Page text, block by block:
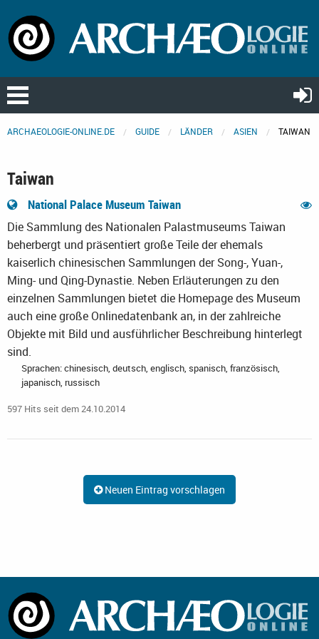
ARCHAEOLOGIE-ONLINE.DE GUIDE LÄNDER ASIEN TAIWAN
Taiwan
National Palace Museum Taiwan
Die Sammlung des Nationalen Palastmuseums Taiwan
beherbergt und präsentiert große Teile der ehemals
kaiserlich chinesischen Sammlungen der Song-, Yuan-,
Ming- und Qing-Dynastie. Neben Erläuterungen zu den
einzelnen Sammlungen bietet die Homepage des Museum
auch eine große Onlinedatenbank an, in der zahlreiche
Objekte mit Bild und ausführlicher Beschreibung hinterlegt
sind.
Sprachen: chinesisch, deutsch, englisch, spanisch, französisch,
japanisch, russisch
597 Hits seit dem 24.10.2014
Neuen Eintrag vorschlagen